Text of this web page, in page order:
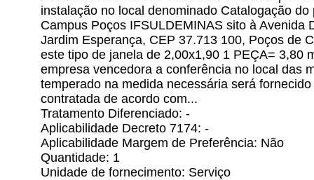
instalação no local denominado Catalogação
Campus Poços IFSULDEMINAS sito à Avenida
Jardim Esperança, CEP 37.713 100, Poços de
este tipo de janela de 2,00x1,90 1 PEÇA= 3,80
empresa vencedora a conferência no local das
temperado na medida necessária será
contratada de acordo com...
Tratamento Diferenciado: -
Aplicabilidade Decreto 7174: -
Aplicabilidade Margem de Preferência: Não
Quantidade: 1
Unidade de fornecimento: Serviço